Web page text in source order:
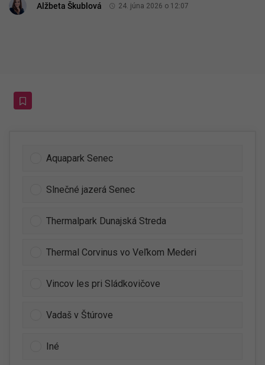
Alžbeta Škublová 24. júna 2026 o 12:07
Aquapark Senec
Slnečné jazerá Senec
Thermalpark Dunajská Streda
Thermal Corvinus vo Veľkom Mederi
Vincov les pri Sládkovičove
Vadaš v Štúrove
Iné